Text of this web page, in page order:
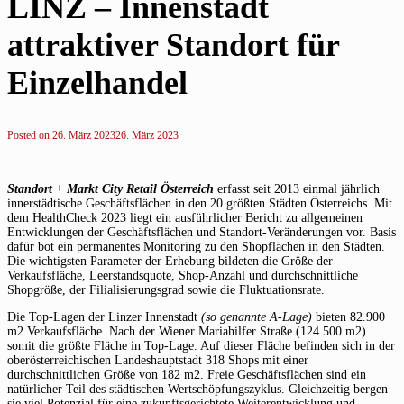
attraktiver Standort für
Einzelhandel
Posted on 26. März 202326. März 2023
Standort + Markt City Retail Österreich erfasst seit 2013 einmal jährlich
innerstädtische Geschäftsflächen in den 20 größten Städten Österreichs. Mit
dem HealthCheck 2023 liegt ein ausführlicher Bericht zu allgemeinen
Entwicklungen der Geschäftsflächen und Standort-Veränderungen vor. Basis
dafür bot ein permanentes Monitoring zu den Shopflächen in den Städten.
Die wichtigsten Parameter der Erhebung bildeten die Größe der
Verkaufsfläche, Leerstandsquote, Shop-Anzahl und durchschnittliche
Shopgröße, der Filialisierungsgrad sowie die Fluktuationsrate.
Die Top-Lagen der Linzer Innenstadt (so genannte A-Lage) bieten 82.900
m2 Verkaufsfläche. Nach der Wiener Mariahilfer Straße (124.500 m2)
somit die größte Fläche in Top-Lage. Auf dieser Fläche befinden sich in der
oberösterreichischen Landeshauptstadt 318 Shops mit einer
durchschnittlichen Größe von 182 m2. Freie Geschäftsflächen sind ein
natürlicher Teil des städtischen Wertschöpfungszyklus. Gleichzeitig bergen